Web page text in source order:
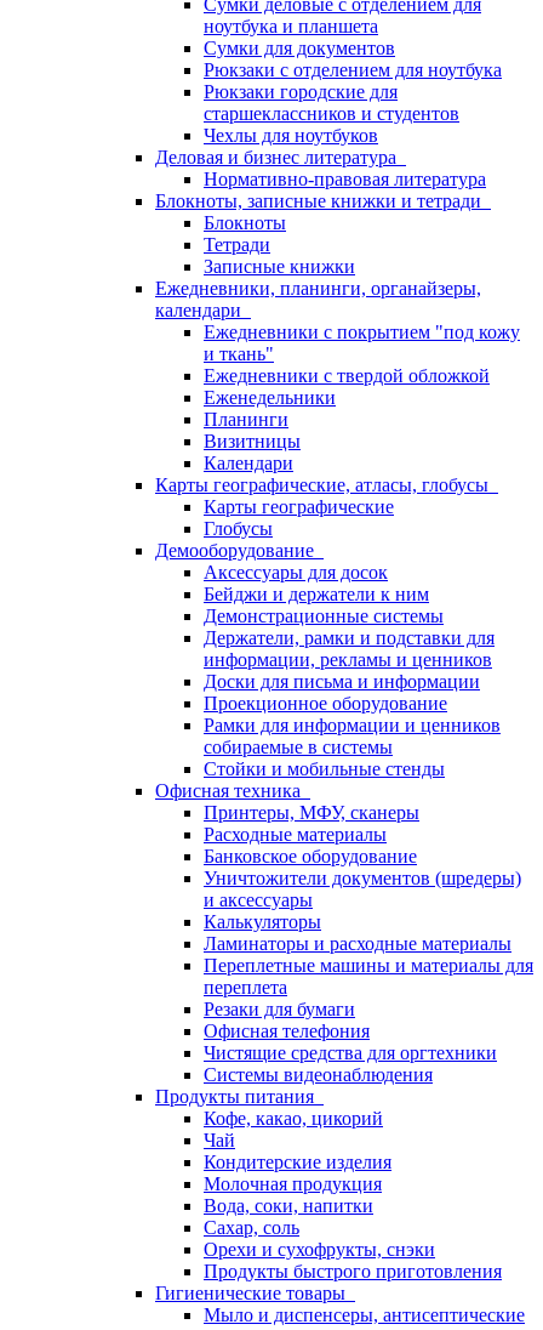
Сумки деловые с отделением для
ноутбука и планшета
Сумки для документов
Рюкзаки с отделением для ноутбука
Рюкзаки городские для
старшеклассников и студентов
Чехлы для ноутбуков
Деловая и бизнес литература
Нормативно-правовая литература
Блокноты, записные книжки и тетради
Блокноты
Тетради
Записные книжки
Ежедневники, планинги, органайзеры,
календари
Ежедневники с покрытием "под кожу
и ткань"
Ежедневники с твердой обложкой
Еженедельники
Планинги
Визитницы
Календари
Карты географические, атласы, глобусы
Карты географические
Глобусы
Демооборудование
Аксессуары для досок
Бейджи и держатели к ним
Демонстрационные системы
Держатели, рамки и подставки для
информации, рекламы и ценников
Доски для письма и информации
Проекционное оборудование
Рамки для информации и ценников
собираемые в системы
Стойки и мобильные стенды
Офисная техника
Принтеры, МФУ, сканеры
Расходные материалы
Банковское оборудование
Уничтожители документов (шредеры)
и аксессуары
Калькуляторы
Ламинаторы и расходные материалы
Переплетные машины и материалы для
переплета
Резаки для бумаги
Офисная телефония
Чистящие средства для оргтехники
Системы видеонаблюдения
Продукты питания
Кофе, какао, цикорий
Чай
Кондитерские изделия
Молочная продукция
Вода, соки, напитки
Сахар, соль
Орехи и сухофрукты, снэки
Продукты быстрого приготовления
Гигиенические товары
Мыло и диспенсеры, антисептические